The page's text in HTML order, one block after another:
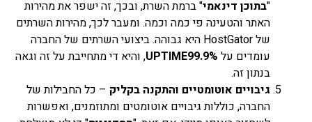
"בתוכן דינאמי" ברמת השרת, ובכך, זה ישפר את מהירות
האתר והטעינה פי כמה וכמה. ומעבר לכך, מהירות השרתים
של HostGator היא גבוהה. ביצועי השרתים של החברה
עומדים על
UPTIME99.9%
, והיא די מתחייבת על זה וגאה
בנתון זה.
גיבויים אוטומטיים והתקנה בקליק – כל החבילות של
החברה, כוללות גיבויים אוטומטים ומתוזמנים, ואפשרות